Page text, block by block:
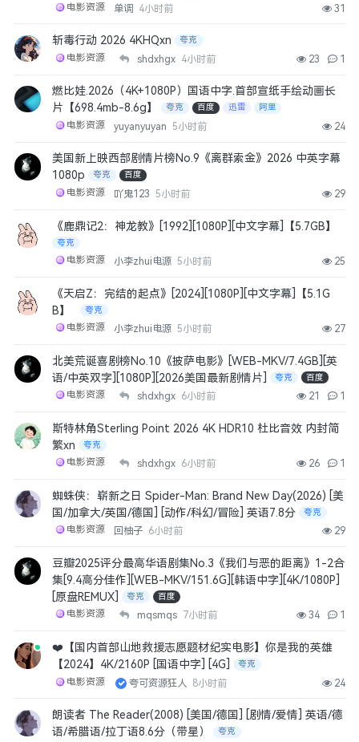
电影资源 单调 4小时前 31
斩毒行动 2026 4KHQxn 夸克
电影资源 shdxhgx 4小时前 23 1
燃比娃.2026（4K+1080P）国语中字.首部宣纸手绘动画长
片【698.4mb-8.6g】
夸克 百度 迅雷 阿里
电影资源 yuyanyuyan 5小时前 24
美国新上映西部剧情片榜No.9《离群索金》2026 中英字幕
1080p
夸克 百度
电影资源 吖鬼123 5小时前 29
《鹿鼎记2：神龙教》[1992][1080P][中文字幕]【5.7GB】
夸克
电影资源 小李zhui电源 5小时前 25
《天启Z：完结的起点》[2024][1080P][中文字幕]【5.1G
B】
夸克
电影资源 小李zhui电源 5小时前 27
北美荒诞喜剧榜No.10《披萨电影》[WEB-MKV/7.4GB][英
语/中英双字][1080P][2026美国最新剧情片]
夸克 百度
电影资源 shdxhgx 6小时前 21 1
斯特林角Sterling Point 2026 4K HDR10 杜比音效 内封简
繁xn
夸克
电影资源 shdxhgx 6小时前 26 1
蜘蛛侠：崭新之日 Spider-Man: Brand New Day(2026) [美
国/加拿大/英国/德国] [动作/科幻/冒险] 英语7.8分
夸克
电影资源 回柚子 6小时前 29
豆瓣2025评分最高华语剧集No.3《我们与恶的距离》1-2合
集[9.4高分佳作][WEB-MKV/151.6G][韩语中字][4K/1080P]
[原盘REMUX]
夸克 百度
电影资源 mqsmqs 7小时前 34 1
❤️【国内首部山地救援志愿题材纪实电影】你是我的英雄
【2024】4K/2160P [国语中字] [4G]
夸克
电影资源 夸可资源狂人 8小时前 24
朗读者 The Reader(2008) [美国/德国] [剧情/爱情] 英语/德
语/希腊语/拉丁语8.6分（带星）
夸克